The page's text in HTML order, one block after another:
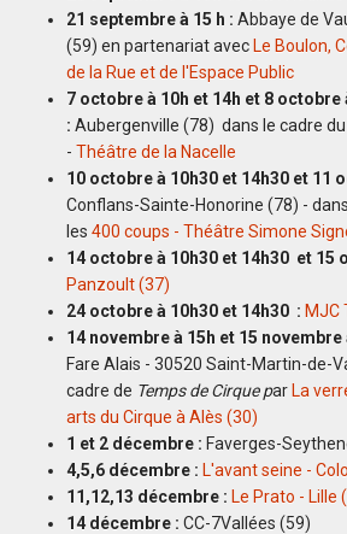
21 septembre à 15 h : Abbaye de
(59) en partenariat avec Le Boulon,
de la Rue et de l'Espace Public
7 octobre à 10h et 14h et 8 octobre
: Aubergenville (78) dans le cadre
- Théâtre de la Nacelle
10 octobre à 10h30 et 14h30 et 11
Conflans-Sainte-Honorine (78) -
les 400 coups - Théâtre Simone
14 octobre à 10h30 et 14h30 et 15
Panzoult (37)
24 octobre à 10h30 et 14h30 : MJC
14 novembre à 15h et 15 novembre
Fare Alais - 30520 Saint-Martin-de-
cadre de Temps de Cirque par La
arts du Cirque à Alès (30)
1 et 2 décembre : Faverges-
4,5,6 décembre : L'avant seine -
11,12,13 décembre : Le Prato - Lille
14 décembre : CC-7Vallées (59)